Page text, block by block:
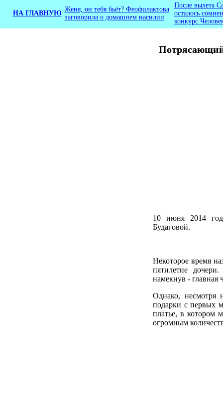
НА ГЛАВНУЮ
Женя, он тебя бьёт? Феофилактова
заговорила о домашнем насилии
После вылета
осталось
конкурс
10 июня 2014
Будаговой.
Некоторое время
пятилетие
намекнув - главная
Однако, несмотря
подарки с первых
платье, в котором
огромным